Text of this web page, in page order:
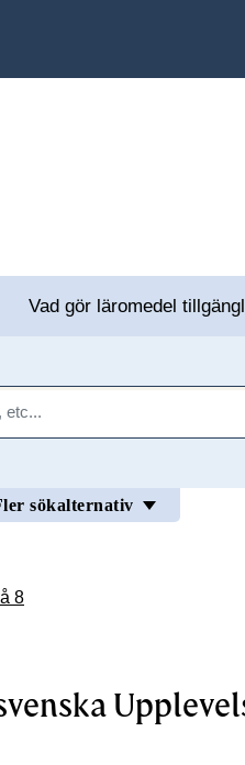
Vad gör läromedel
sökalternativ
8